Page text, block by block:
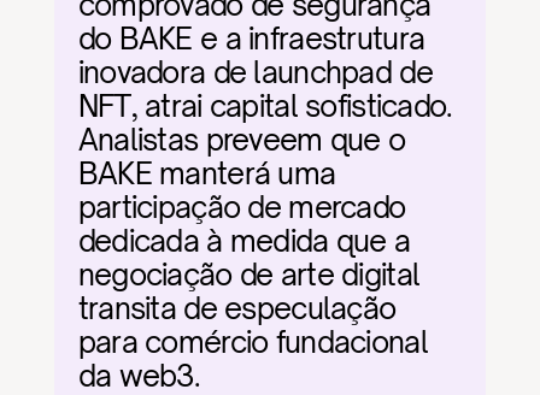
do BAKE e a infraestrutura
inovadora de launchpad de
NFT, atrai capital sofisticado.
Analistas preveem que o
BAKE manterá uma
participação de mercado
dedicada à medida que a
negociação de arte digital
transita de especulação
para comércio fundacional
da web3.